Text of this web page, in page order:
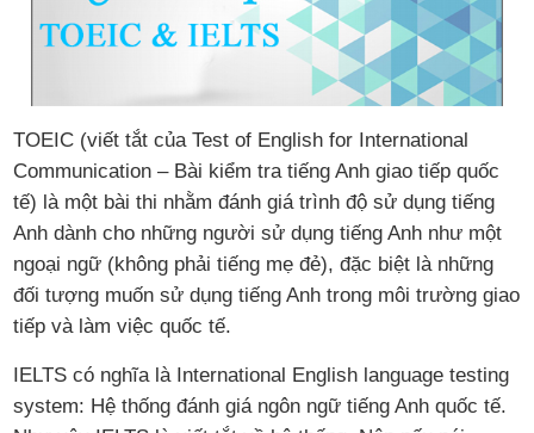
TOEIC (viết tắt của Test of English for International
Communication – Bài kiểm tra tiếng Anh giao tiếp quốc
tế) là một bài thi nhằm đánh giá trình độ sử dụng tiếng
Anh dành cho những người sử dụng tiếng Anh như một
ngoại ngữ (không phải tiếng mẹ đẻ), đặc biệt là những
đối tượng muốn sử dụng tiếng Anh trong môi trường giao
tiếp và làm việc quốc tế.
IELTS có nghĩa là International English language testing
system: Hệ thống đánh giá ngôn ngữ tiếng Anh quốc tế.